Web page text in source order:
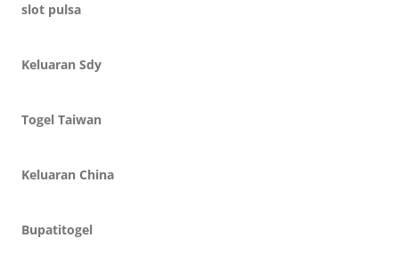
slot pulsa
Keluaran Sdy
Togel Taiwan
Keluaran China
Bupatitogel